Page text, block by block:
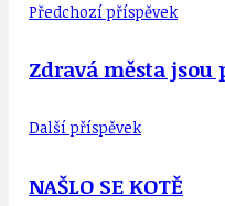
Předchozí příspěvek
Zdravá města
Další příspěvek
NAŠLO SE KOTĚ